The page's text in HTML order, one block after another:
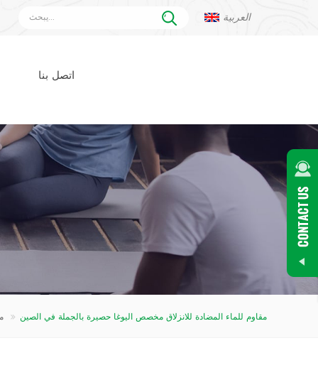
العربية
اتصل بنا
مقاوم للماء المضادة للانزلاق مخصص اليوغا حصيرة بالجملة في الصين